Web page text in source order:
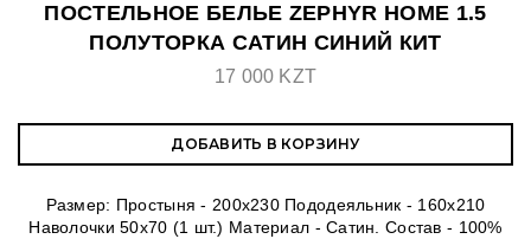
ПОСТЕЛЬНОЕ БЕЛЬЕ ZEPHYR HOME 1.5
ПОЛУТОРКА САТИН СИНИЙ КИТ
17 000 KZT
ДОБАВИТЬ В КОРЗИНУ
Размер: Простыня - 200х230 Пододеяльник - 160х210
Наволочки 50х70 (1 шт.) Материал - Сатин. Состав - 100%